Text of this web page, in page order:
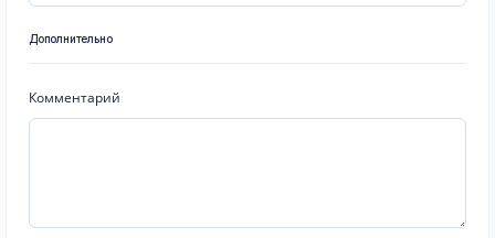
Дополнительно
Комментарий